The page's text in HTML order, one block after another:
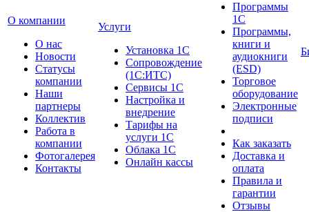
О компании
О нас
Новости
Cтатусы
компании
Наши
партнеры
Коллектив
Работа в
компании
Фотогалерея
Контакты
Услуги
Установка 1С
Сопровождение
(1С:ИТС)
Сервисы 1С
Настройка и
внедрение
Тарифы на
услуги 1С
Облака 1С
Онлайн кассы
Программы
1С
Программы,
книги и
аудиокниги
(ESD)
Торговое
оборудование
Электронные
подписи
Как заказать
Доставка и
оплата
Правила и
гарантии
Отзывы